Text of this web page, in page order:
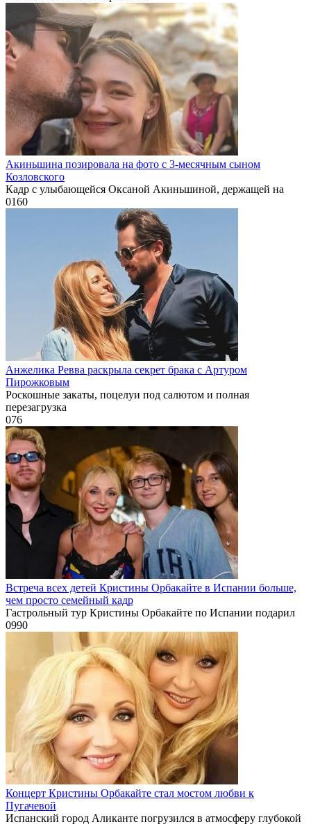
Акиньшина позировала на фото с 3-месячным сыном
Козловского
Кадр с улыбающейся Оксаной Акиньшиной, держащей на
0160
Анжелика Ревва раскрыла секрет брака с Артуром
Пирожковым
Роскошные закаты, поцелуи под салютом и полная
перезагрузка
076
Встреча всех детей Кристины Орбакайте в Испании больше,
чем просто семейный кадр
Гастрольный тур Кристины Орбакайте по Испании подарил
0990
Концерт Кристины Орбакайте стал мостом любви к
Пугачевой
Испанский город Аликанте погрузился в атмосферу глубокой